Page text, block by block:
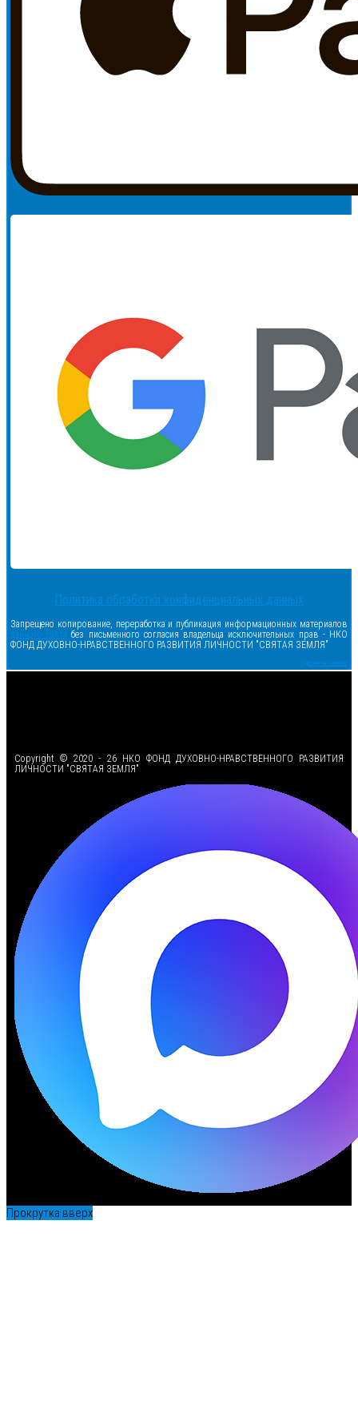
Политика обработки конфиденциальных данных
Запрещено копирование, переработка и публикация информационных материалов
данного сайта без письменного согласия владельца исключительных прав - НКО
ФОНД ДУХОВНО-НРАВСТВЕННОГО РАЗВИТИЯ ЛИЧНОСТИ "СВЯТАЯ ЗЕМЛЯ"
Сделано в samsite
Copyright © 2020 - 26 НКО ФОНД ДУХОВНО-НРАВСТВЕННОГО РАЗВИТИЯ
ЛИЧНОСТИ "СВЯТАЯ ЗЕМЛЯ"
Прокрутка вверх